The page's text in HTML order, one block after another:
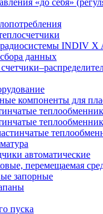
«до себя»
INDIV X
данных
компоненты для
автоматические
перемещаемая
запорные
пуска